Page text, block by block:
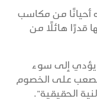
أحيانًا من مكاسب
قدرًا هائلًا من
يؤدي إلى سوء
على الخصوم
الحقيقية”.